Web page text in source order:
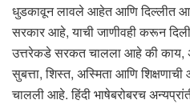
धुडकावून लावले आहेत आणि दिल्लीत
सरकार आहे, याची जाणीवही करून
उत्तरेकडे सरकत चालला आहे की काय,
सुबत्ता, शिस्त, अस्मिता आणि
चालली आहे. हिंदी भाषेबरोबरच